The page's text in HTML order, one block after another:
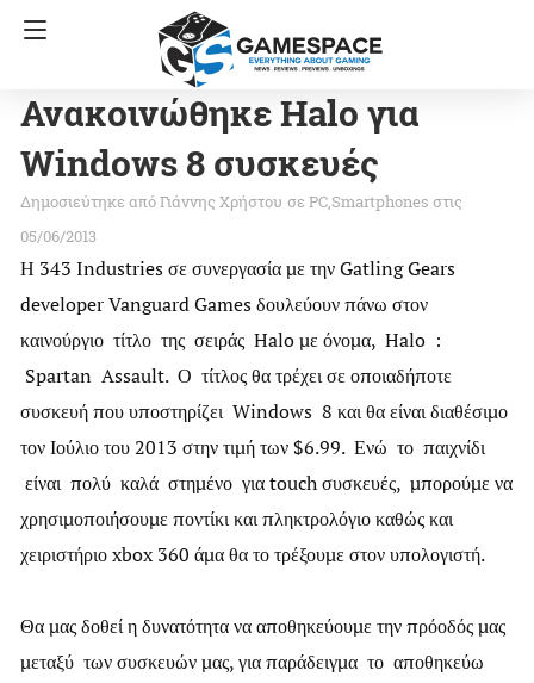
Ανακοινώθηκε Halo για
Windows 8 συσκευές
Γιάννης Χρήστου σε PC Smartphones στις
05/06/2013
Η 343 Industries σε συνεργασία με την Gatling Gears
developer Vanguard Games δουλεύουν πάνω στον
καινούργιο τίτλο της σειράς Halo με όνομα, Halo :
Spartan Assault. Ο τίτλος θα τρέχει σε οποιαδήποτε
συσκευή που υποστηρίζει Windows 8 και θα είναι διαθέσιμο
τον Ιούλιο του 2013 στην τιμή των $6.99. Ενώ το παιχνίδι
είναι πολύ καλά στημένο για touch συσκευές, μπορούμε να
χρησιμοποιήσουμε ποντίκι και πληκτρολόγιο καθώς και
χειριστήριο xbox 360 άμα θα το τρέξουμε στον υπολογιστή.
Θα μας δοθεί η δυνατότητα να αποθηκεύουμε την πρόοδός μας
μεταξύ των συσκευών μας, για παράδειγμα το αποθηκεύω